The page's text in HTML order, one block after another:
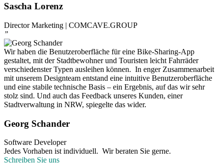
Sascha Lorenz
Director Marketing | COMCAVE.GROUP
”
Wir haben die Benutzeroberfläche für eine Bike-Sharing-App
gestaltet, mit der Stadtbewohner und Touristen leicht Fahrräder
verschiedenster Typen ausleihen können. In enger Zusammenarbeit
mit unserem Designteam entstand eine intuitive Benutzeroberfläche
und eine stabile technische Basis – ein Ergebnis, auf das wir sehr
stolz sind. Und auch das Feedback unseres Kunden, einer
Stadtverwaltung in NRW, spiegelte das wider.
Georg Schander
Software Developer
Jedes Vorhaben ist individuell. Wir beraten Sie gerne.
Schreiben Sie uns